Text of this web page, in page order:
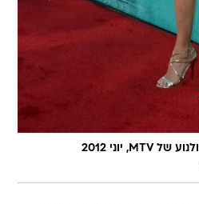
שרליז ת'רון בטקס פרסי הקולנוע של MTV, יוני 2012